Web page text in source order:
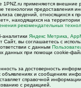
применяются внешние
технологии предоставления
сведений, относящихся к
находящихся на территории
рекомендательных
аналитики Яндекс Метрика
Сайт, вы соглашаетесь с
с данным
данных при помощи cookie-
за достоверность
объявлениях и сообщениях
справочной
с редакцией.